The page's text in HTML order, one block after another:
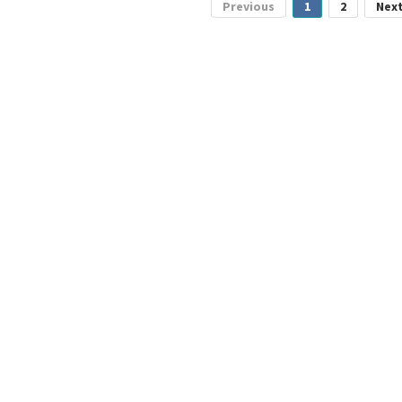
Previous 1 2